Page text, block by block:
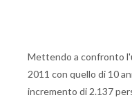
Mettendo a confronto
2011 con quello di 10
incremento di 2.137